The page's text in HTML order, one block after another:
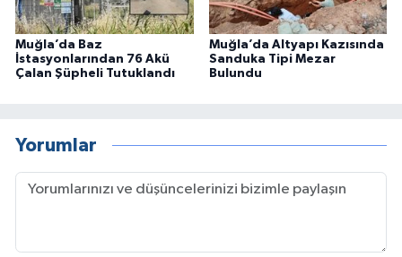
Muğla’da Baz
İstasyonlarından 76 Akü
Çalan Şüpheli Tutuklandı
Muğla’da Altyapı Kazısında
Sanduka Tipi Mezar
Bulundu
Yorumlar